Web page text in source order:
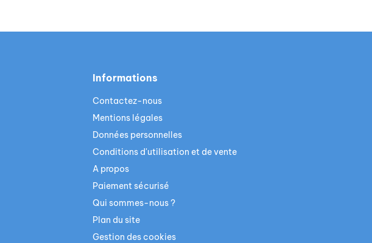
Informations
Contactez-nous
Mentions légales
Données personnelles
Conditions d'utilisation et de vente
A propos
Paiement sécurisé
Qui sommes-nous ?
Plan du site
Gestion des cookies